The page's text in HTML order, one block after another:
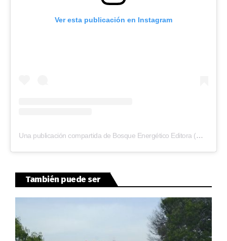
Ver esta publicación en Instagram
Una publicación compartida de Bosque Energético Editora (@bosque.energetico)
También puede ser